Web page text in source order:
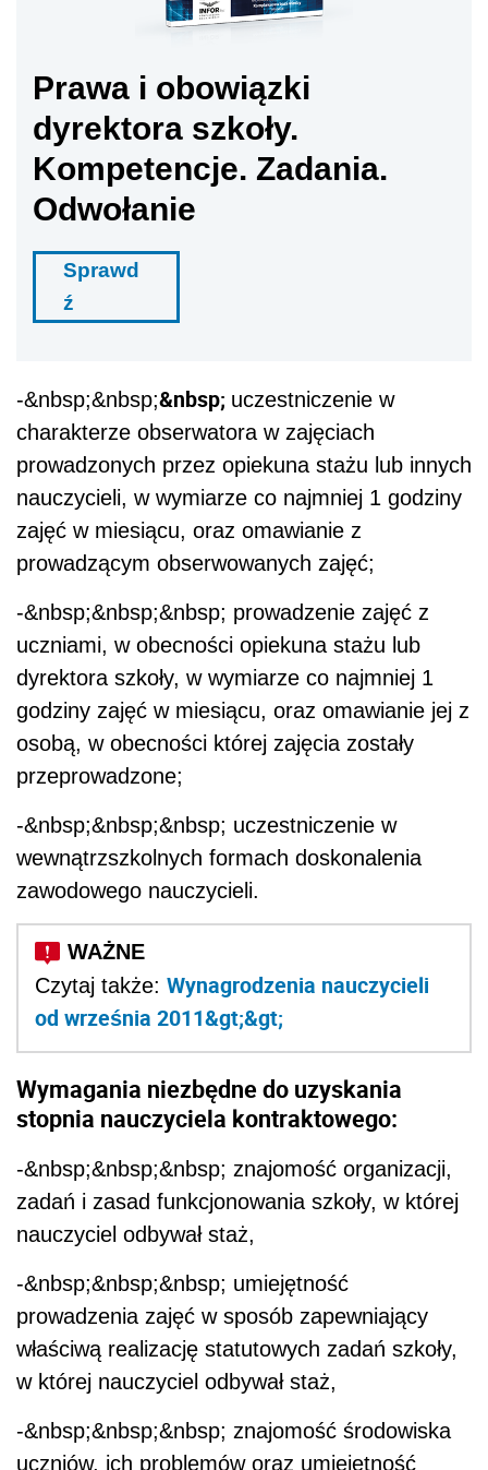
Prawa i obowiązki
dyrektora szkoły.
Kompetencje. Zadania.
Odwołanie
Sprawd
ź
-&nbsp;&nbsp;&nbsp; uczestniczenie w
charakterze obserwatora w zajęciach
prowadzonych przez opiekuna stażu lub innych
nauczycieli, w wymiarze co najmniej 1 godziny
zajęć w miesiącu, oraz omawianie z
prowadzącym obserwowanych zajęć;
-&nbsp;&nbsp;&nbsp; prowadzenie zajęć z
uczniami, w obecności opiekuna stażu lub
dyrektora szkoły, w wymiarze co najmniej 1
godziny zajęć w miesiącu, oraz omawianie jej z
osobą, w obecności której zajęcia zostały
przeprowadzone;
-&nbsp;&nbsp;&nbsp; uczestniczenie w
wewnątrzszkolnych formach doskonalenia
zawodowego nauczycieli.
Czytaj także: Wynagrodzenia nauczycieli
od września 2011&gt;&gt;
Wymagania niezbędne do uzyskania
stopnia nauczyciela kontraktowego:
-&nbsp;&nbsp;&nbsp; znajomość organizacji,
zadań i zasad funkcjonowania szkoły, w której
nauczyciel odbywał staż,
-&nbsp;&nbsp;&nbsp; umiejętność
prowadzenia zajęć w sposób zapewniający
właściwą realizację statutowych zadań szkoły,
w której nauczyciel odbywał staż,
-&nbsp;&nbsp;&nbsp; znajomość środowiska
uczniów, ich problemów oraz umiejętność